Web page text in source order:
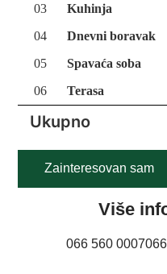
03
Kuhinja
04
Dnevni boravak
05
Spavaća soba
06
Terasa
Ukupno
Zainteresovan sam
Više
066 560 0007